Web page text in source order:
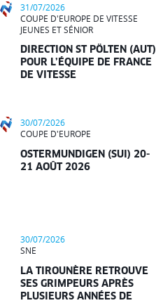
31/07/2026
COUPE D'EUROPE DE VITESSE
JEUNES ET SÉNIOR
DIRECTION ST PÖLTEN (AUT)
POUR L’ÉQUIPE DE FRANCE
DE VITESSE
30/07/2026
COUPE D'EUROPE
OSTERMUNDIGEN (SUI) 20-
21 AOÛT 2026
30/07/2026
SNE
LA TIROUNÈRE RETROUVE
SES GRIMPEURS APRÈS
PLUSIEURS ANNÉES DE